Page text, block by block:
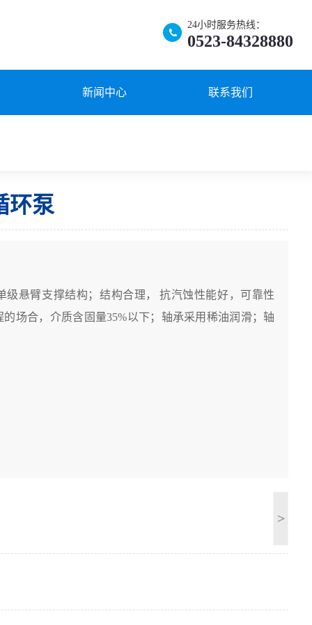
24小时服务热线：
0523-84328880
新闻中心 联系我们
环泵
级悬臂支撑结构；结构合理， 抗汽蚀性能好，可靠性
场合，介质含固量35%以下；轴承采用稀油润滑；轴
>